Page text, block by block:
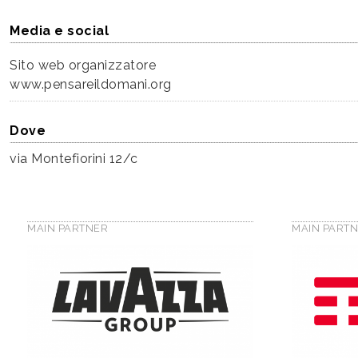
Media e social
Sito web organizzatore
www.pensareildomani.org
Dove
via Montefiorini 12/c